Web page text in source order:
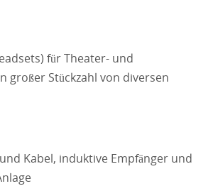
für Theater- und
großer Stückzahl von diversen
Kabel, induktive Empfänger und